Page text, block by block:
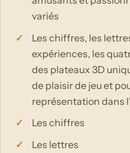
variés
Les chiffres, les
expériences, les
des plateaux 3D
de plaisir de jeu et
représentation dans
Les chiffres
Les lettres